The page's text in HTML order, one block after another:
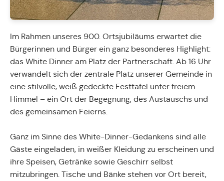
Im Rahmen unseres 900. Ortsjubiläums erwartet die
Bürgerinnen und Bürger ein ganz besonderes Highlight:
das White Dinner am Platz der Partnerschaft. Ab 16 Uhr
verwandelt sich der zentrale Platz unserer Gemeinde in
eine stilvolle, weiß gedeckte Festtafel unter freiem
Himmel – ein Ort der Begegnung, des Austauschs und
des gemeinsamen Feierns.
Ganz im Sinne des White-Dinner-Gedankens sind alle
Gäste eingeladen, in weißer Kleidung zu erscheinen und
ihre Speisen, Getränke sowie Geschirr selbst
mitzubringen. Tische und Bänke stehen vor Ort bereit,